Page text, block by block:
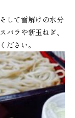
して雪解けの水分
パラや新玉ねぎ、
ださい。